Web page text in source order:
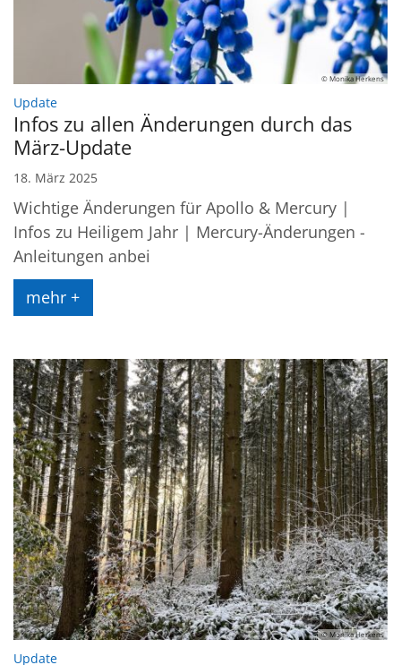
© Monika Herkens
Update:
Infos zu allen Änderungen durch das
März-Update
18. März 2025
Wichtige Änderungen für Apollo & Mercury |
Infos zu Heiligem Jahr | Mercury-Änderungen -
Anleitungen anbei
mehr +
© Monika Herkens
Update: